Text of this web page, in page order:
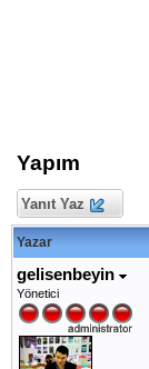
Yapım
Yanıt Yaz
Yazar
gelisenbeyin
Yönetici